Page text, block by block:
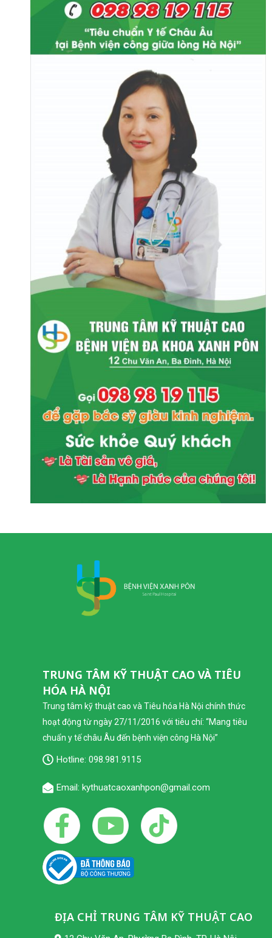
TRUNG TÂM KỸ THUẬT CAO VÀ TIÊU
HÓA HÀ NỘI
Trung tâm kỹ thuật cao và Tiêu hóa Hà Nội chính thức
hoạt động từ ngày 27/11/2016 với tiêu chí: “Mang tiêu
chuẩn y tế châu Âu đến bệnh viện công Hà Nội”
Hotline: 098.981.9115
Email: kythuatcaoxanhpon@gmail.com
ĐỊA CHỈ TRUNG TÂM KỸ THUẬT CAO